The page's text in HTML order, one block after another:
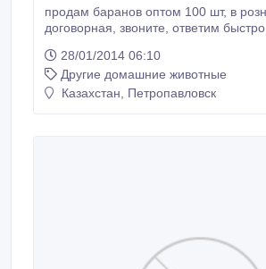
продам баранов оптом 100 шт, в розницу цена
договорная, звоните, ответим быстро.
28/01/2014 06:10
Другие домашние животные
Казахстан, Петропавловск